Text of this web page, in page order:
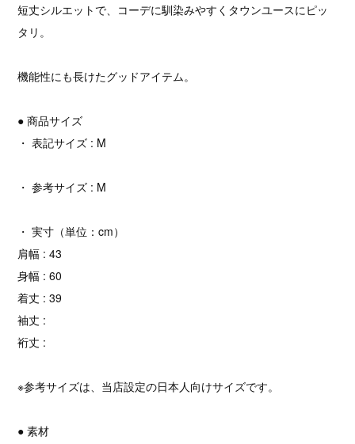
短丈シルエットで、コーデに馴染みやすくタウンユースにピッ
タリ。
機能性にも長けたグッドアイテム。
● 商品サイズ
・ 表記サイズ : M
・ 参考サイズ : M
・ 実寸（単位：cm）
肩幅 : 43
身幅 : 60
着丈 : 39
袖丈 :
裄丈 :
※参考サイズは、当店設定の日本人向けサイズです。
● 素材